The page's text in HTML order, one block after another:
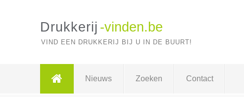
Drukkerij -vinden.be
VIND EEN DRUKKERIJ BIJ U IN DE BUURT!
Nieuws Zoeken Contact